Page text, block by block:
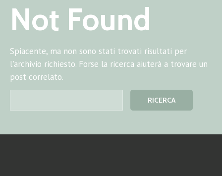
Not Found
Spiacente, ma non sono stati trovati risultati per
l'archivio richiesto. Forse la ricerca aiuterà a trovare un
post correlato.